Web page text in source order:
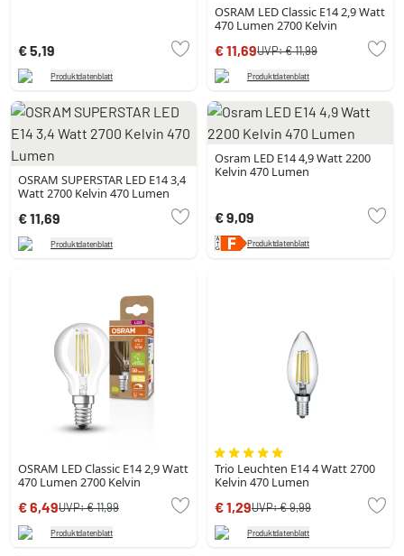
€ 5,19
Produktdatenblatt
OSRAM LED Classic E14 2,9 Watt
470 Lumen 2700 Kelvin
€ 11,69UVP:€ 11,99
Produktdatenblatt
OSRAM SUPERSTAR LED E14 3,4
Watt 2700 Kelvin 470 Lumen
€ 11,69
Produktdatenblatt
Osram LED E14 4,9 Watt 2200
Kelvin 470 Lumen
€ 9,09
Produktdatenblatt
OSRAM LED Classic E14 2,9 Watt
470 Lumen 2700 Kelvin
€ 6,49UVP:€ 11,99
Produktdatenblatt
Trio Leuchten E14 4 Watt 2700
Kelvin 470 Lumen
€ 1,29UVP:€ 9,99
Produktdatenblatt